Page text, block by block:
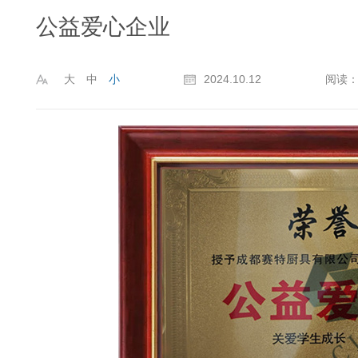
公益爱心企业
大 中 小 2024.10.12 阅读